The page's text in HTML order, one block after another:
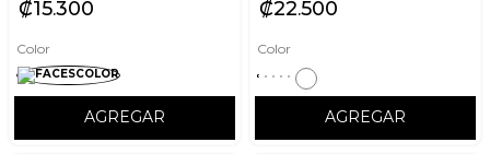
₡15300
Color
AGREGAR
₡22500
Color
AGREGAR